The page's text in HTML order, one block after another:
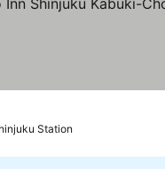
Station